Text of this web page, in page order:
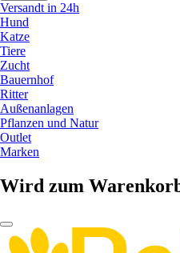
Versandt in 24h
Hund
Katze
Tiere
Zucht
Bauernhof
Ritter
Außenanlagen
Pflanzen und Natur
Outlet
Marken
Wird zum